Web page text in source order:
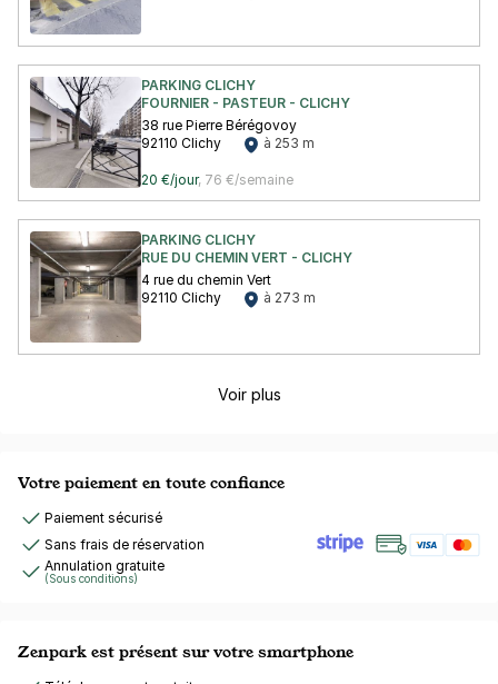
PARKING CLICHY
FOURNIER - PASTEUR - CLICHY
38 rue Pierre Bérégovoy
92110 Clichy
à 253 m
20 €/jour, 76 €/semaine
PARKING CLICHY
RUE DU CHEMIN VERT - CLICHY
4 rue du chemin Vert
92110 Clichy
à 273 m
Voir plus
Votre paiement en toute confiance
Paiement sécurisé
Sans frais de réservation
Annulation gratuite
(Sous conditions)
Zenpark est présent sur votre smartphone